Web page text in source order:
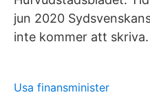
jun 2020
inte kommer att skriva.
Usa finansminister